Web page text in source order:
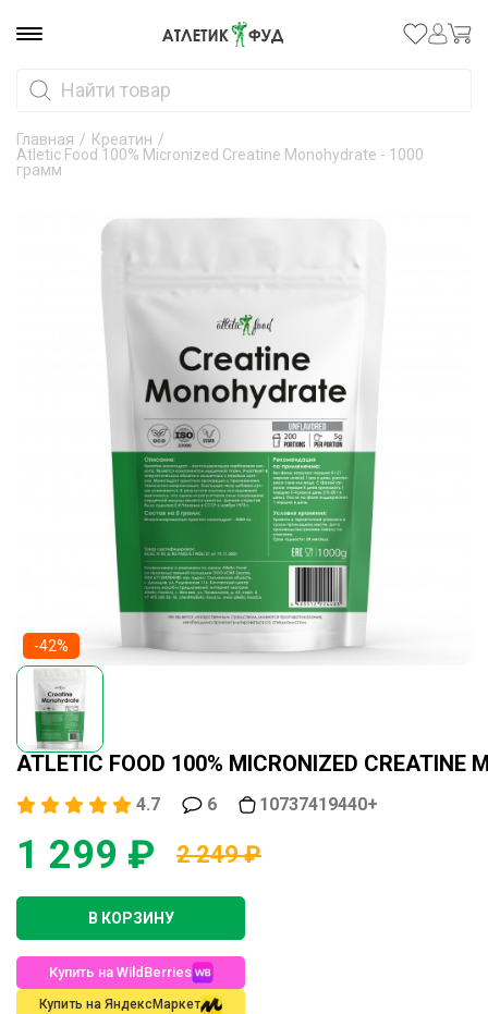
Главная / Креатин /
Atletic Food 100% Micronized Creatine Monohydrate - 1000
грамм
-42%
ATLETIC FOOD 100% MICRONIZED
4.7 6 10737419440+
1 299 ₽ 2 249 ₽
В КОРЗИНУ
Купить на WildBerries
Купить на ЯндексМаркет